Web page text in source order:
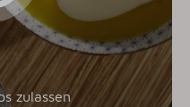
zulassen